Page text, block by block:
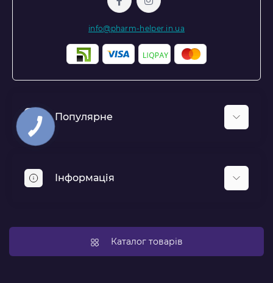
info@pharm-helper.in.ua
Популярне
Аптечки та медичні комплекти
Засоби індивідуального захисту
Інформація
Новини
Доставка і оплата
Каталог товарів